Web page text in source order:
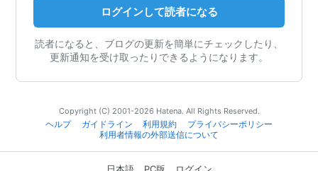
ログインして読者になる
読者になると、ブログの更新を簡単にチェックしたり、
更新通知を受け取ったりできるようになります。
Copyright (C) 2001-2026 Hatena. All Rights Reserved.
ヘルプ
ガイドライン 利用規約
プライバシーポリシー
利用者情報の外部送信について